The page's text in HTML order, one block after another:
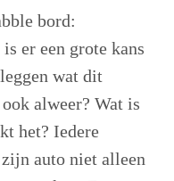
bord:
er een grote kans
wat dit
alweer? Wat is
het? Iedere
auto niet alleen